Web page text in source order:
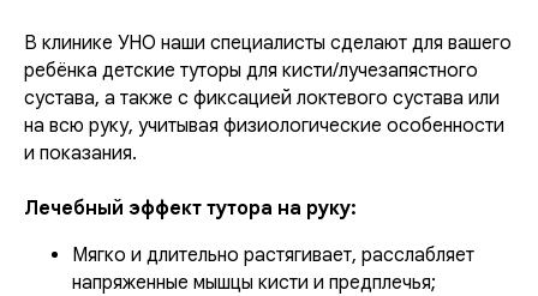
В клинике УНО наши специалисты сделают для вашего
ребёнка детские туторы для кисти/лучезапястного
сустава, а также с фиксацией локтевого сустава или
на всю руку, учитывая физиологические особенности
и показания.
Лечебный эффект тутора на руку:
Мягко и длительно растягивает, расслабляет
напряженные мышцы кисти и предплечья;